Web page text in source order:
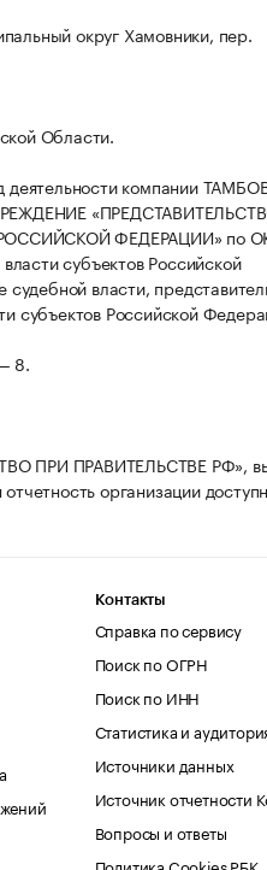
округ Хамовники, пер.
Области.
деятельности компании
ФЕДЕРАЦИИ» по
субъектов Российской
власти,
субъектов Российской
8.
ПРИ ПРАВИТЕЛЬСТВЕ РФ»,
организации
Контакты
Справка по сервису
Поиск по ОГРН
Поиск по ИНН
Статистика и
Источники данных
Источник отчетности
Вопросы и ответы